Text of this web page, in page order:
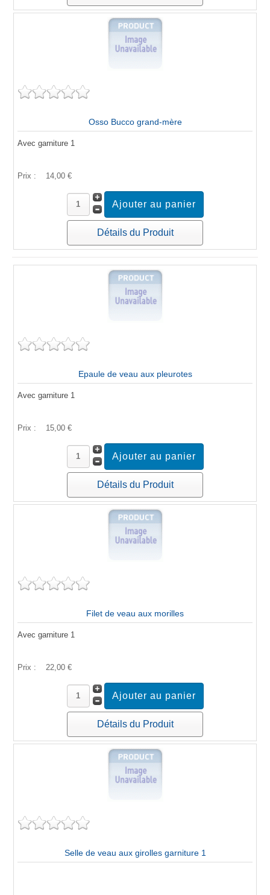
Osso Bucco grand-mère
Avec garniture 1
Prix : 14,00 €
Détails du Produit
Epaule de veau aux pleurotes
Avec garniture 1
Prix : 15,00 €
Détails du Produit
Filet de veau aux morilles
Avec garniture 1
Prix : 22,00 €
Détails du Produit
Selle de veau aux girolles garniture 1